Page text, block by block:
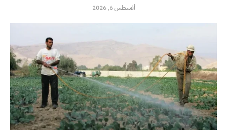
أغسطس 6, 2026